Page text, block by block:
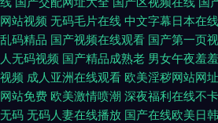
网站视频 无码毛片在线 中文字幕日本在线
乱码精品 国产视频在线观看 国产第一页
人无码视频 国产精品成熟老 男女午夜羞羞
视频 成人亚洲在线观看 欧美淫秽网站网址
网站免费 欧美激情喷潮 深夜福利在线不卡
无码 无码人妻在线播放 国产在线欧美日韩